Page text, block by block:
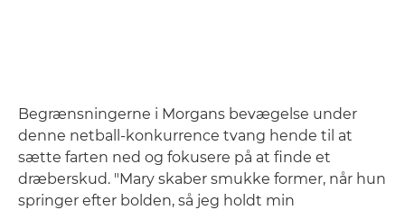
Begrænsningerne i Morgans bevægelse under
denne netball-konkurrence tvang hende til at
sætte farten ned og fokusere på at finde et
dræberskud. "Mary skaber smukke former, når hun
springer efter bolden, så jeg holdt min